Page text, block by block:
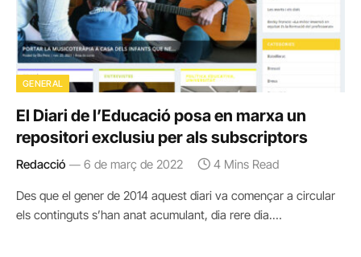
GENERAL
El Diari de l’Educació posa en marxa un
repositori exclusiu per als subscriptors
Redacció 6 de març de 2022 4 Mins Read
Des que el gener de 2014 aquest diari va començar a circular
els continguts s’han anat acumulant, dia rere dia.…